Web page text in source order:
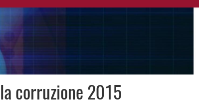
corruzione 2015